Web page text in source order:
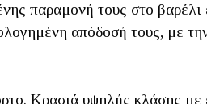
παραμονή τους στο βαρέλι
απόδοσή τους, με
Κρασιά υψηλής κλάσης με